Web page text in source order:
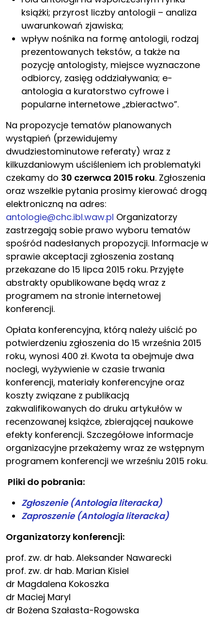
książki; przyrost liczby antologii – analiza
uwarunkowań zjawiska;
wpływ nośnika na formę antologii, rodzaj
prezentowanych tekstów, a także na
pozycję antologisty, miejsce wyznaczone
odbiorcy, zasięg oddziaływania; e-
antologia a kuratorstwo cyfrowe i
popularne internetowe „zbieractwo”.
Na propozycje tematów planowanych
wystąpień (przewidujemy
dwudziestominutowe referaty) wraz z
kilkuzdaniowym uściśleniem ich problematyki
czekamy do 30 czerwca 2015 roku. Zgłoszenia
oraz wszelkie pytania prosimy kierować drogą
elektroniczną na adres:
antologie@chc.ibl.waw.pl Organizatorzy
zastrzegają sobie prawo wyboru tematów
spośród nadesłanych propozycji. Informacje w
sprawie akceptacji zgłoszenia zostaną
przekazane do 15 lipca 2015 roku. Przyjęte
abstrakty opublikowane będą wraz z
programem na stronie internetowej
konferencji.
Opłata konferencyjna, którą należy uiścić po
potwierdzeniu zgłoszenia do 15 września 2015
roku, wynosi 400 zł. Kwota ta obejmuje dwa
noclegi, wyżywienie w czasie trwania
konferencji, materiały konferencyjne oraz
koszty związane z publikacją
zakwalifikowanych do druku artykułów w
recenzowanej książce, zbierającej naukowe
efekty konferencji. Szczegółowe informacje
organizacyjne przekażemy wraz ze wstępnym
programem konferencji we wrześniu 2015 roku.
Pliki do pobrania:
Zgłoszenie (Antologia literacka)
Zaproszenie (Antologia literacka)
Organizatorzy konferencji:
prof. zw. dr hab. Aleksander Nawarecki
prof. zw. dr hab. Marian Kisiel
dr Magdalena Kokoszka
dr Maciej Maryl
dr Bożena Szałasta-Rogowska